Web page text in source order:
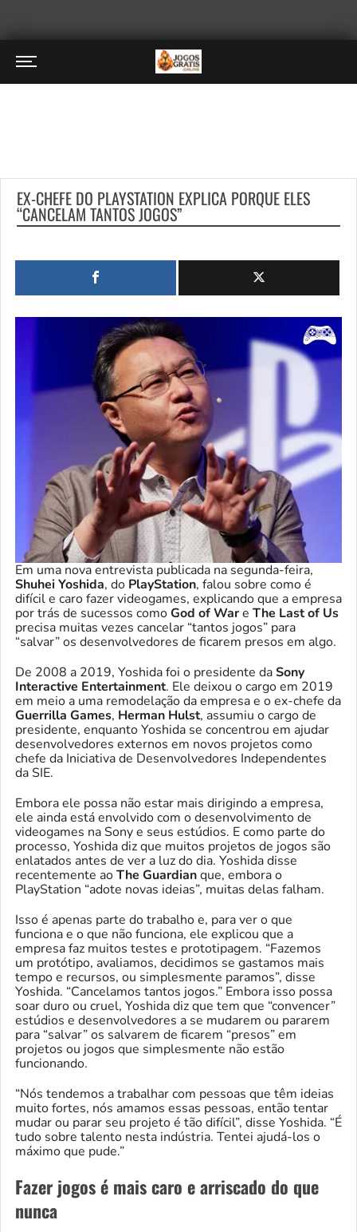
EX-CHEFE DO PLAYSTATION EXPLICA PORQUE ELES
“CANCELAM TANTOS JOGOS”
Em uma nova entrevista publicada na segunda-feira,
Shuhei Yoshida, do PlayStation, falou sobre como é
difícil e caro fazer videogames, explicando que a empresa
por trás de sucessos comoGod of Ware The Last of Us
precisa muitas vezes cancelar “tantos jogos” para
“salvar” os desenvolvedores de ficarem presos em algo.
De 2008 a 2019, Yoshida foi o presidente daSony
Interactive Entertainment. Ele deixou o cargo em 2019
em meio a uma remodelação da empresa e o ex-chefe da
Guerrilla Games, Herman Hulst, assumiu o cargo de
presidente, enquanto Yoshida se concentrou em ajudar
desenvolvedores externos em novos projetos como
chefe da Iniciativa de Desenvolvedores Independentes
da SIE.
Embora ele possa não estar mais dirigindo a empresa,
ele ainda está envolvido com o desenvolvimento de
videogames na Sony e seus estúdios. E como parte do
processo, Yoshida diz que muitos projetos de jogos são
enlatados antes de ver a luz do dia. Yoshida disse
recentemente aoThe Guardianque, embora o
PlayStation “adote novas ideias”, muitas delas falham.
Isso é apenas parte do trabalho e, para ver o que
funciona e o que não funciona, ele explicou que a
empresa faz muitos testes e prototipagem. “Fazemos
um protótipo, avaliamos, decidimos se gastamos mais
tempo e recursos, ou simplesmente paramos”, disse
Yoshida. “Cancelamos tantos jogos.” Embora isso possa
soar duro ou cruel, Yoshida diz que tem que “convencer”
estúdios e desenvolvedores a se mudarem ou pararem
para “salvar” os salvarem de ficarem “presos” em
projetos ou jogos que simplesmente não estão
funcionando.
“Nós tendemos a trabalhar com pessoas que têm ideias
muito fortes, nós amamos essas pessoas, então tentar
mudar ou parar seu projeto é tão difícil”, disse Yoshida. “É
tudo sobre talento nesta indústria. Tentei ajudá-los o
máximo que pude.”
Fazer jogos é mais caro e arriscado do que
nunca